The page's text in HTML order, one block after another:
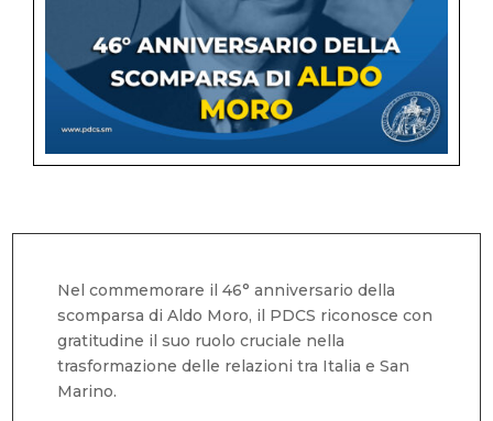
Nel commemorare il 46° anniversario della
scomparsa di Aldo Moro, il PDCS riconosce con
gratitudine il suo ruolo cruciale nella
trasformazione delle relazioni tra Italia e San
Marino.